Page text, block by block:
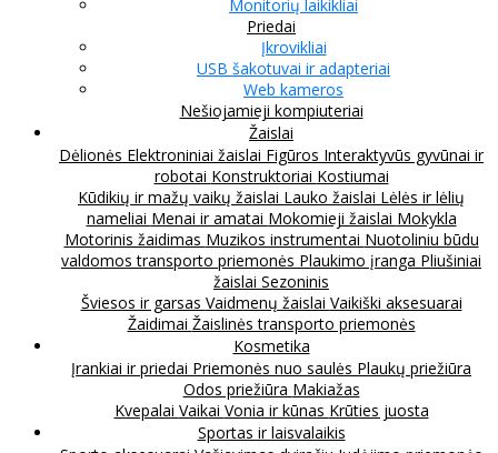
Monitorių laikikliai
Priedai
Įkrovikliai
USB šakotuvai ir adapteriai
Web kameros
Nešiojamieji kompiuteriai
Žaislai
Dėlionės Elektroniniai žaislai Figūros Interaktyvūs gyvūnai ir
robotai Konstruktoriai Kostiumai
Kūdikių ir mažų vaikų žaislai Lauko žaislai Lėlės ir lėlių
nameliai Menai ir amatai Mokomieji žaislai Mokykla
Motorinis žaidimas Muzikos instrumentai Nuotoliniu būdu
valdomos transporto priemonės Plaukimo įranga Pliušiniai
žaislai Sezoninis
Šviesos ir garsas Vaidmenų žaislai Vaikiški aksesuarai
Žaidimai Žaislinės transporto priemonės
Kosmetika
Įrankiai ir priedai Priemonės nuo saulės Plaukų priežiūra
Odos priežiūra Makiažas
Kvepalai Vaikai Vonia ir kūnas Krūties juosta
Sportas ir laisvalaikis